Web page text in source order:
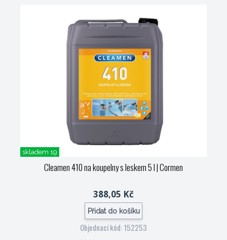
skladem 19
Cleamen 410 na koupelny s leskem 5 l| Cormen
388,05 Kč
Přidat do košíku
Objednací kód: 152253